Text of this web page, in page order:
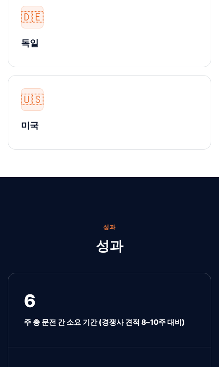
🇩🇪
독일
🇺🇸
미국
성과
성과
6
주 총 문전 간 소요 기간 (경쟁사 견적 8–10주 대비)